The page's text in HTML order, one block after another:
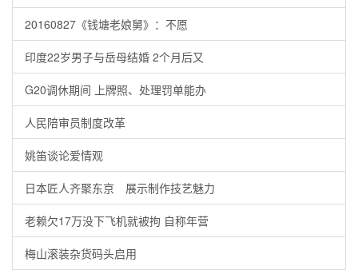
20160827《钱塘老娘舅》：不愿
印度22岁男子与岳母结婚 2个月后又
G20调休期间 上牌照、处理罚单能办
人民陪审员制度改革
姚笛谈论爱情观
日本匠人齐聚东京 展示制作技艺魅力
老赖欠17万没下飞机就被拘 自称年营
梅山滚装杂货码头启用